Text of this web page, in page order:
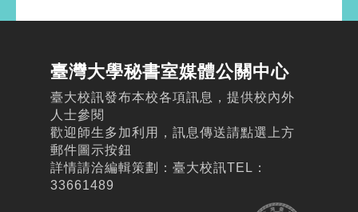
臺灣大學秘書室媒體公關中心
臺大校訊發布本校各項訊息，提供校內外
人士參閱
歡迎師生多加利用，訊息傳送請點選上方
郵件圖示按鈕
詳情請洽編輯策劃：臺大校訊TEL：
33661489